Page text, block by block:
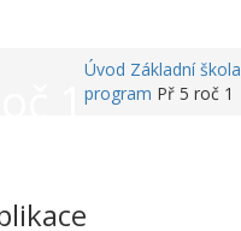
Úvod Základní škola
program Př 5 roč 1